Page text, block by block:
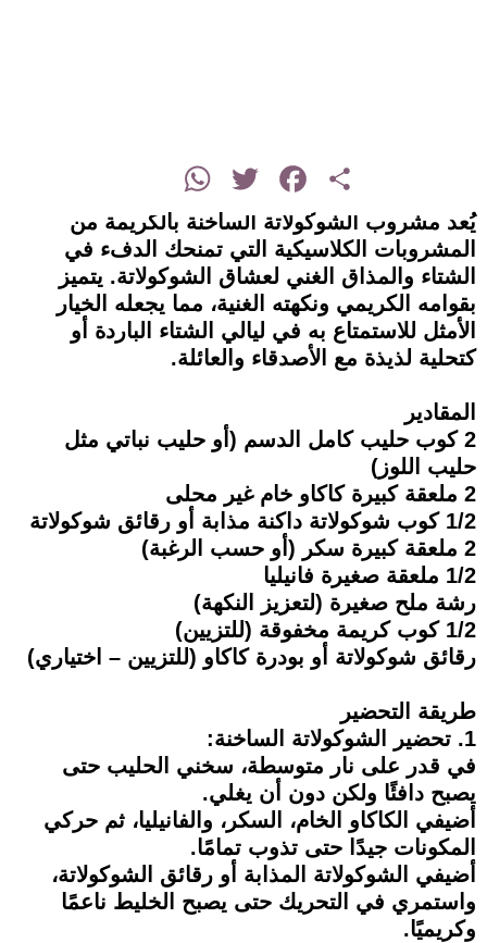
Share
Facebook
Twitter
WhatsApp
يُعد مشروب الشوكولاتة الساخنة بالكريمة من
المشروبات الكلاسيكية التي تمنحك الدفء في
الشتاء والمذاق الغني لعشاق الشوكولاتة. يتميز
بقوامه الكريمي ونكهته الغنية، مما يجعله الخيار
الأمثل للاستمتاع به في ليالي الشتاء الباردة أو
كتحلية لذيذة مع الأصدقاء والعائلة.
المقادير
2 كوب حليب كامل الدسم (أو حليب نباتي مثل
حليب اللوز)
2 ملعقة كبيرة كاكاو خام غير محلى
1/2 كوب شوكولاتة داكنة مذابة أو رقائق شوكولاتة
2 ملعقة كبيرة سكر (أو حسب الرغبة)
1/2 ملعقة صغيرة فانيليا
رشة ملح صغيرة (لتعزيز النكهة)
1/2 كوب كريمة مخفوقة (للتزيين)
رقائق شوكولاتة أو بودرة كاكاو (للتزيين – اختياري)
طريقة التحضير
1. تحضير الشوكولاتة الساخنة:
في قدر على نار متوسطة، سخني الحليب حتى
يصبح دافئًا ولكن دون أن يغلي.
أضيفي الكاكاو الخام، السكر، والفانيليا، ثم حركي
المكونات جيدًا حتى تذوب تمامًا.
أضيفي الشوكولاتة المذابة أو رقائق الشوكولاتة،
واستمري في التحريك حتى يصبح الخليط ناعمًا
وكريميًا.